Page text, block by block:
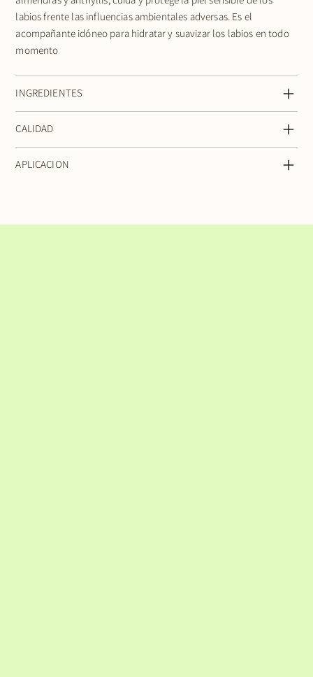
labios frente las influencias ambientales adversas. Es el
acompañante idóneo para hidratar y suavizar los labios en todo
momento
INGREDIENTES
CALIDAD
APLICACION